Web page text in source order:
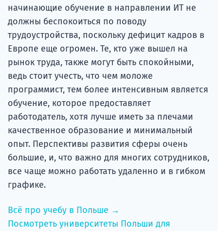
начинающие обучение в направлении ИТ не
должны беспокоиться по поводу
трудоустройства, поскольку дефицит кадров в
Европе еще огромен. Те, кто уже вышел на
рынок труда, также могут быть спокойными,
ведь стоит учесть, что чем моложе
программист, тем более интенсивным является
обучение, которое предоставляет
работодатель, хотя лучше иметь за плечами
качественное образование и минимальный
опыт. Перспективы развития сферы очень
большие, и, что важно для многих сотрудников,
все чаще можно работать удаленно и в гибком
графике.
Всё про учебу в Польше →
Посмотреть университеты Польши для